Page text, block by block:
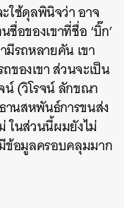
ใช้ดุลพินิจว่า อาจ
อของเขาที่ชื่อ ‘บิ๊ก’
มีรถหลายคัน เขา
องเขา ส่วนจะเป็น
น์ (วิโรจน์ ลักขณา
านสหพันธ์การขนส่ง
ในส่วนนี้ผมยังไม่
ข้อมูลครอบคลุมมาก